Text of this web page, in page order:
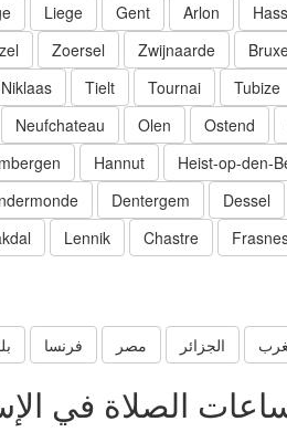
Arlon
Gent
Liege
Zwijnaarde
Zoersel
Tubize
Tournai
Tielt
Ostend
Olen
Neufchateau
Heist-op-den-
Hannut
Dessel
Dentergem
Chastre
Lennik
الجزائر مصر فرنسا
الصلاة في